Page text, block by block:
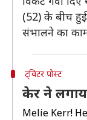
(52) के बीच हुई
संभालने का
ट्विटर पोस्ट
केर ने
Melie Kerr!